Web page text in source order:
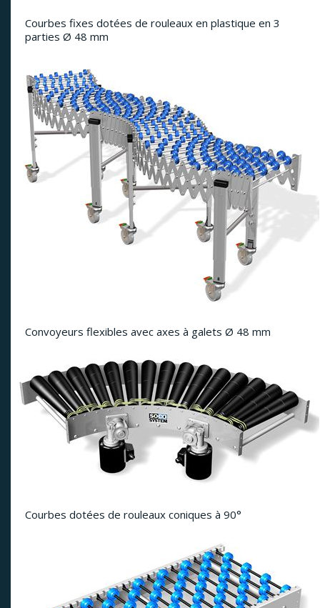
Courbes fixes dotées de rouleaux en plastique en 3
parties Ø 48 mm
Convoyeurs flexibles avec axes à galets Ø 48 mm
Courbes dotées de rouleaux coniques à 90°